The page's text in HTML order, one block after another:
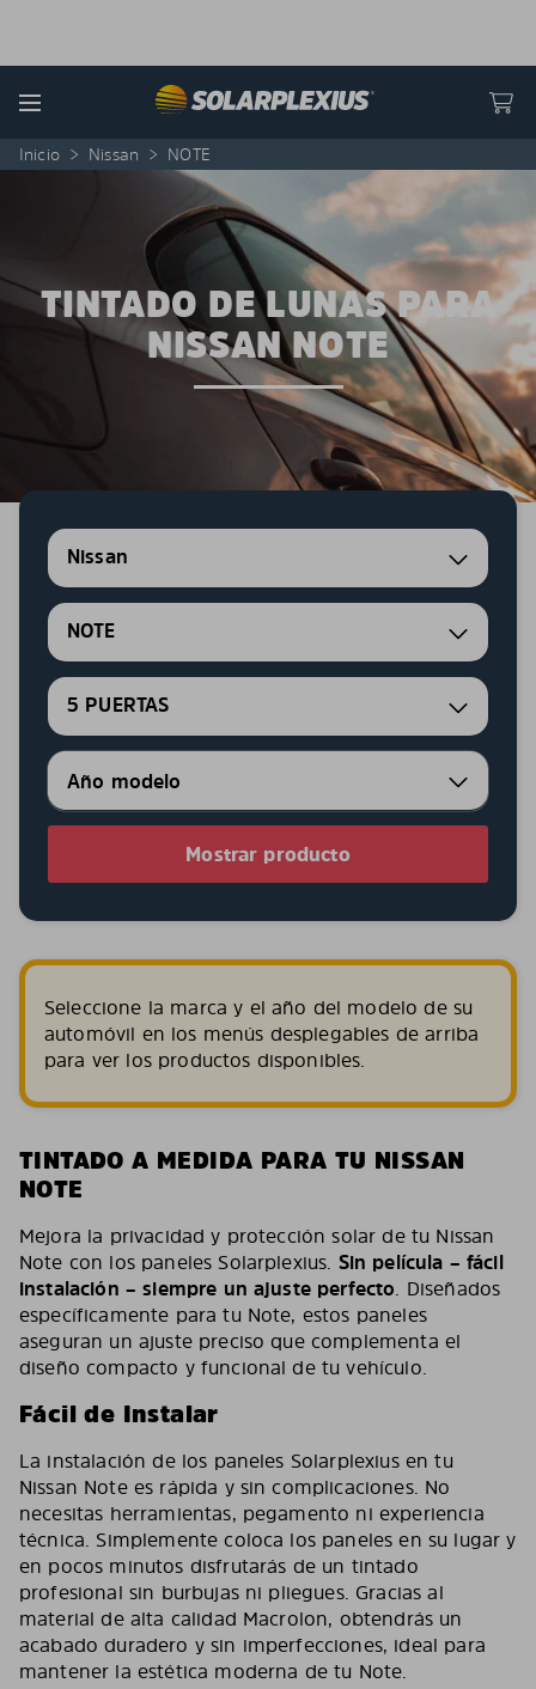
Menu
Inicio > Nissan > NOTE
TINTADO DE LUNAS PARA
NISSAN NOTE
Nissan
NOTE
5 PUERTAS
Mostrar producto
Seleccione la marca y el año del modelo de su
automóvil en los menús desplegables de arriba
para ver los productos disponibles.
TINTADO A MEDIDA PARA TU NISSAN
NOTE
Mejora la privacidad y protección solar de tu Nissan
Note con los paneles Solarplexius. Sin película – fácil
instalación – siempre un ajuste perfecto. Diseñados
específicamente para tu Note, estos paneles
aseguran un ajuste preciso que complementa el
diseño compacto y funcional de tu vehículo.
Fácil de Instalar
La instalación de los paneles Solarplexius en tu
Nissan Note es rápida y sin complicaciones. No
necesitas herramientas, pegamento ni experiencia
técnica. Simplemente coloca los paneles en su lugar y
en pocos minutos disfrutarás de un tintado
profesional sin burbujas ni pliegues. Gracias al
material de alta calidad Macrolon, obtendrás un
acabado duradero y sin imperfecciones, ideal para
mantener la estética moderna de tu Note.